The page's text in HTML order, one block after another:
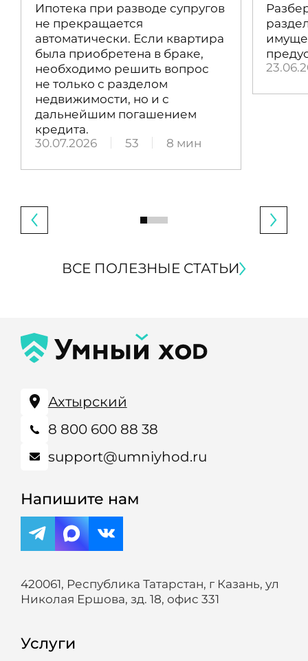
Ипотека при разводе супругов
не прекращается
автоматически. Если квартира
была приобретена в браке,
необходимо решить вопрос
не только с разделом
недвижимости, но и с
дальнейшим погашением
кредита.
30.07.2026
53 8 мин
ВСЕ ПОЛЕЗНЫЕ СТАТЬИ
Ахтырский
8 800 600 88 38
support@umniyhod.ru
Напишите нам
420061, Республика Татарстан, г Казань, ул
Николая Ершова, зд. 18, офис 331
Услуги